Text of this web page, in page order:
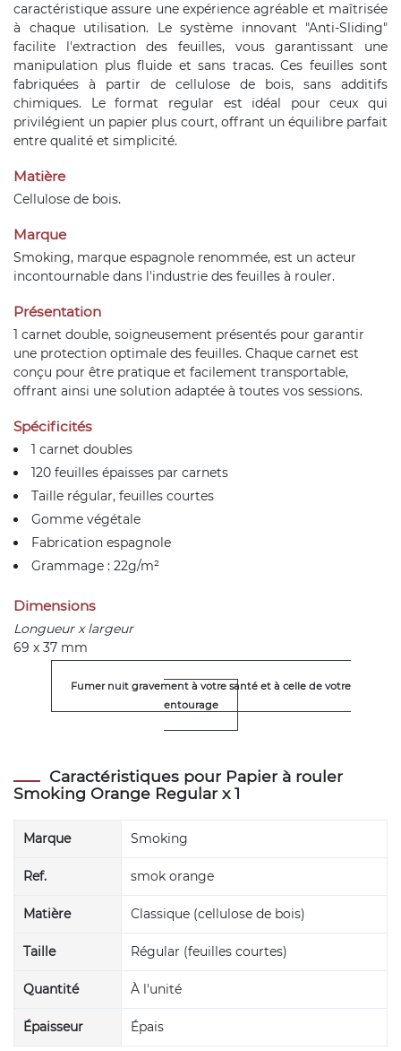
caractéristique assure une expérience agréable et maîtrisée
à chaque utilisation. Le système innovant "Anti-Sliding"
facilite l'extraction des feuilles, vous garantissant une
manipulation plus fluide et sans tracas. Ces feuilles sont
fabriquées à partir de cellulose de bois, sans additifs
chimiques. Le format regular est idéal pour ceux qui
privilégient un papier plus court, offrant un équilibre parfait
entre qualité et simplicité.
Matière
Cellulose de bois.
Marque
Smoking, marque espagnole renommée, est un acteur
incontournable dans l'industrie des feuilles à rouler.
Présentation
1 carnet double, soigneusement présentés pour garantir
une protection optimale des feuilles. Chaque carnet est
conçu pour être pratique et facilement transportable,
offrant ainsi une solution adaptée à toutes vos sessions.
Spécificités
1 carnet doubles
120 feuilles épaisses par carnets
Taille régular, feuilles courtes
Gomme végétale
Fabrication espagnole
Grammage : 22g/m²
Dimensions
Longueur x largeur
69 x 37 mm
Fumer nuit gravement à votre santé et à celle de votre
entourage
Caractéristiques pour Papier à rouler
Smoking Orange Regular x 1
Marque Smoking
Ref. smok orange
Matière Classique (cellulose de bois)
Taille Régular (feuilles courtes)
Quantité À l'unité
Épaisseur Épais